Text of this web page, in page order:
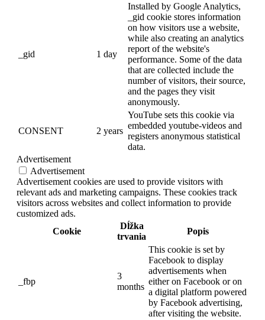
_gid 1 day
Installed by Google Analytics,
_gid cookie stores information
on how visitors use a website,
while also creating an analytics
report of the website's
performance. Some of the data
that are collected include the
number of visitors, their source,
and the pages they visit
anonymously.
CONSENT 2 years
YouTube sets this cookie via
embedded youtube-videos and
registers anonymous statistical
data.
Advertisement
Advertisement
Advertisement cookies are used to provide visitors with
relevant ads and marketing campaigns. These cookies track
visitors across websites and collect information to provide
customized ads.
Cookie
Dĺžka
trvania
Popis
_fbp
3
months
This cookie is set by
Facebook to display
advertisements when
either on Facebook or on
a digital platform powered
by Facebook advertising,
after visiting the website.